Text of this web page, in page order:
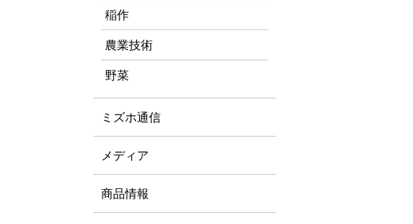
稲作
農業技術
野菜
ミズホ通信
メディア
商品情報